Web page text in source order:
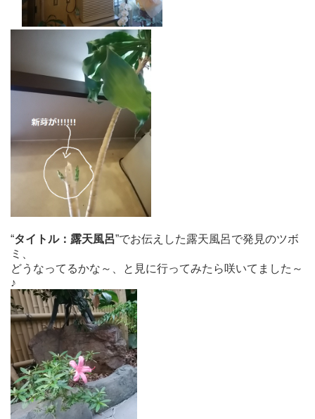
“タイトル：露天風呂”でお伝えした露天風呂で発見のツボ
ミ、
どうなってるかな～、と見に行ってみたら咲いてました～
♪